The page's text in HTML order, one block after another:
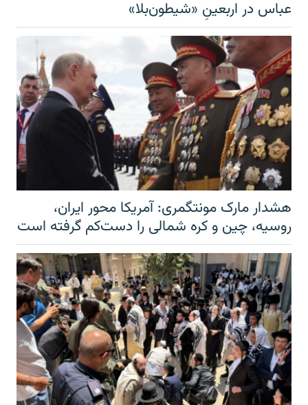
عباس در اربعینِ «شیطون‌بلا»
هشدار مارک مونتگمری: آمریکا محور ایران،
روسیه، چین و کره شمالی را دست‌کم گرفته است